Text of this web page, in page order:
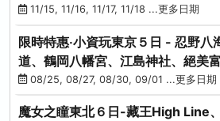
茶體驗、三溪園
11/15, 11/16, 11/17, 11/18 ...更多日期
限時特惠‧小資玩東京５日 - 忍野八
道、鶴岡八幡宮、江島神社、絕美
08/25, 08/27, 08/30, 09/01 ...更多日期
魔女之瞳東北６日-藏王High Line